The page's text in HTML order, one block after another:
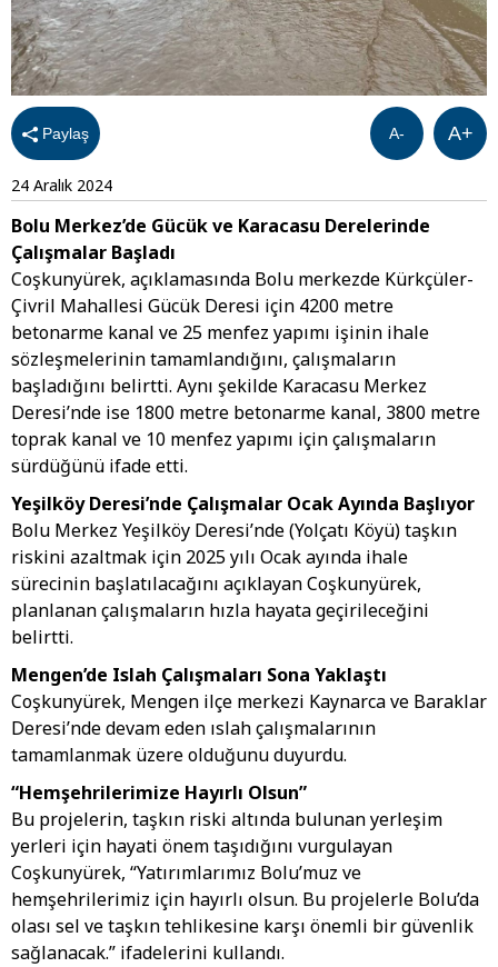
Paylaş A+
A-
24 Aralık 2024
Bolu Merkez’de Gücük ve Karacasu Derelerinde
Çalışmalar Başladı
Coşkunyürek, açıklamasında Bolu merkezde Kürkçüler-
Çivril Mahallesi Gücük Deresi için 4200 metre
betonarme kanal ve 25 menfez yapımı işinin ihale
sözleşmelerinin tamamlandığını, çalışmaların
başladığını belirtti. Aynı şekilde Karacasu Merkez
Deresi’nde ise 1800 metre betonarme kanal, 3800 metre
toprak kanal ve 10 menfez yapımı için çalışmaların
sürdüğünü ifade etti.
Yeşilköy Deresi’nde Çalışmalar Ocak Ayında Başlıyor
Bolu Merkez Yeşilköy Deresi’nde (Yolçatı Köyü) taşkın
riskini azaltmak için 2025 yılı Ocak ayında ihale
sürecinin başlatılacağını açıklayan Coşkunyürek,
planlanan çalışmaların hızla hayata geçirileceğini
belirtti.
Mengen’de Islah Çalışmaları Sona Yaklaştı
Coşkunyürek, Mengen ilçe merkezi Kaynarca ve Baraklar
Deresi’nde devam eden ıslah çalışmalarının
tamamlanmak üzere olduğunu duyurdu.
“Hemşehrilerimize Hayırlı Olsun”
Bu projelerin, taşkın riski altında bulunan yerleşim
yerleri için hayati önem taşıdığını vurgulayan
Coşkunyürek, “Yatırımlarımız Bolu’muz ve
hemşehrilerimiz için hayırlı olsun. Bu projelerle Bolu’da
olası sel ve taşkın tehlikesine karşı önemli bir güvenlik
sağlanacak.” ifadelerini kullandı.